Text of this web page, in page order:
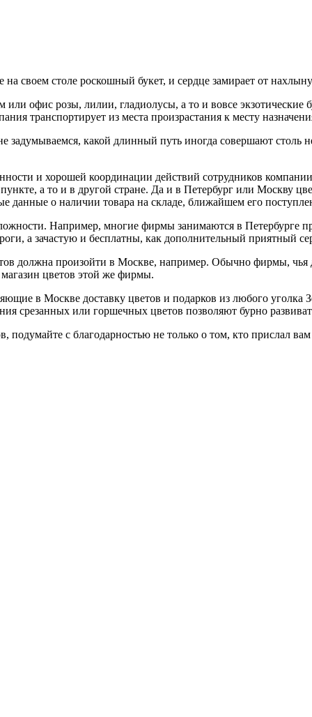
на своем столе роскошный букет, и сердце замирает от
офис розы, лилии, гладиолусы, а то и вовсе
транспортирует из места произрастания к месту
задумываемся, какой длинный путь иногда совершают столь
и хорошей координации действий сотрудников
пункте, а то и в другой стране. Да и в Петербург или Москву
данные о наличии товара на складе, ближайшем его
Например, многие фирмы занимаются в Петербурге
а зачастую и бесплатны, как дополнительный приятный
должна произойти в Москве, например. Обычно фирмы, чья
цветов этой же фирмы.
в Москве доставку цветов и подарков из любого уголка
срезанных или горшечных цветов позволяют бурно
подумайте с благодарностью не только о том, кто прислал